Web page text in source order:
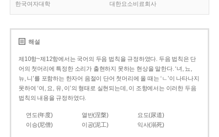
한국여자대학 대한요소비료회사
해설
제10항~제12항에서는 국어의 두음 법칙을 규정하였다. 두음 법칙은 단
어의 첫머리에 특정한 소리가 출현하지 못하는 현상을 말한다. ‘녀, 뇨,
뉴, 니’를 포함하는 한자어 음절이 단어 첫머리에 올 때는 ‘ㄴ’이 나타나지
못하여 ‘여, 요, 유, 이’의 형태로 실현되는데, 이 조항에서는 이러한 두음
법칙의 내용을 규정하였다.
연도(年度) 열반(涅槃)
요도(尿道)
이승(尼僧)
이공(泥工) 익사(溺死)